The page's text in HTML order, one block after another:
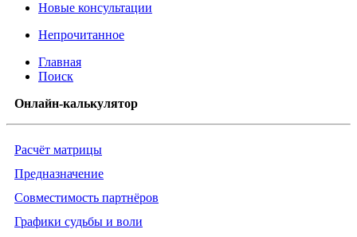
Новые консультации
Непрочитанное
Главная
Поиск
Онлайн-калькулятор
Расчёт матрицы
Предназначение
Совместимость партнёров
Графики судьбы и воли